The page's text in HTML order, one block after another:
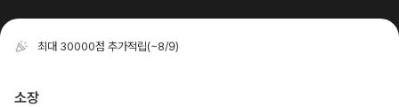
최대 30000점 추가적립(~8/9)
소장